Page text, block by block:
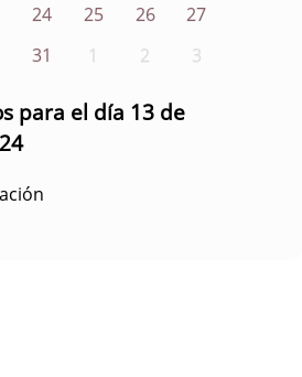
24 25 26
27
31 1 2 3
para el día 13 de